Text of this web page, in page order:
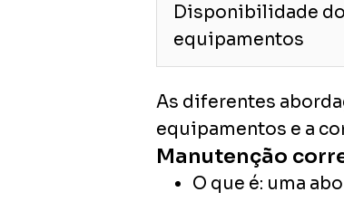
Disponibilidade
equipamentos
As diferentes
equipamentos e a
Manutenção
O que é: uma